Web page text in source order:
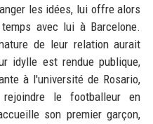
les idées, lui offre alors
avec lui à Barcelone.
de leur relation aurait
idylle est rendue publique,
à l'université de Rosario,
le footballeur en
son premier garçon,